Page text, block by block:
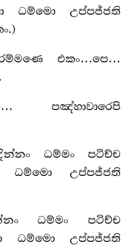
ධම්මො උප්පජ්ජති
එකං…පෙ…
පඤ්හාවාරෙපි
ධම්මං පටිච්ච
ධම්මො උප්පජ්ජති
ධම්මං පටිච්ච
ධම්මො උප්පජ්ජති